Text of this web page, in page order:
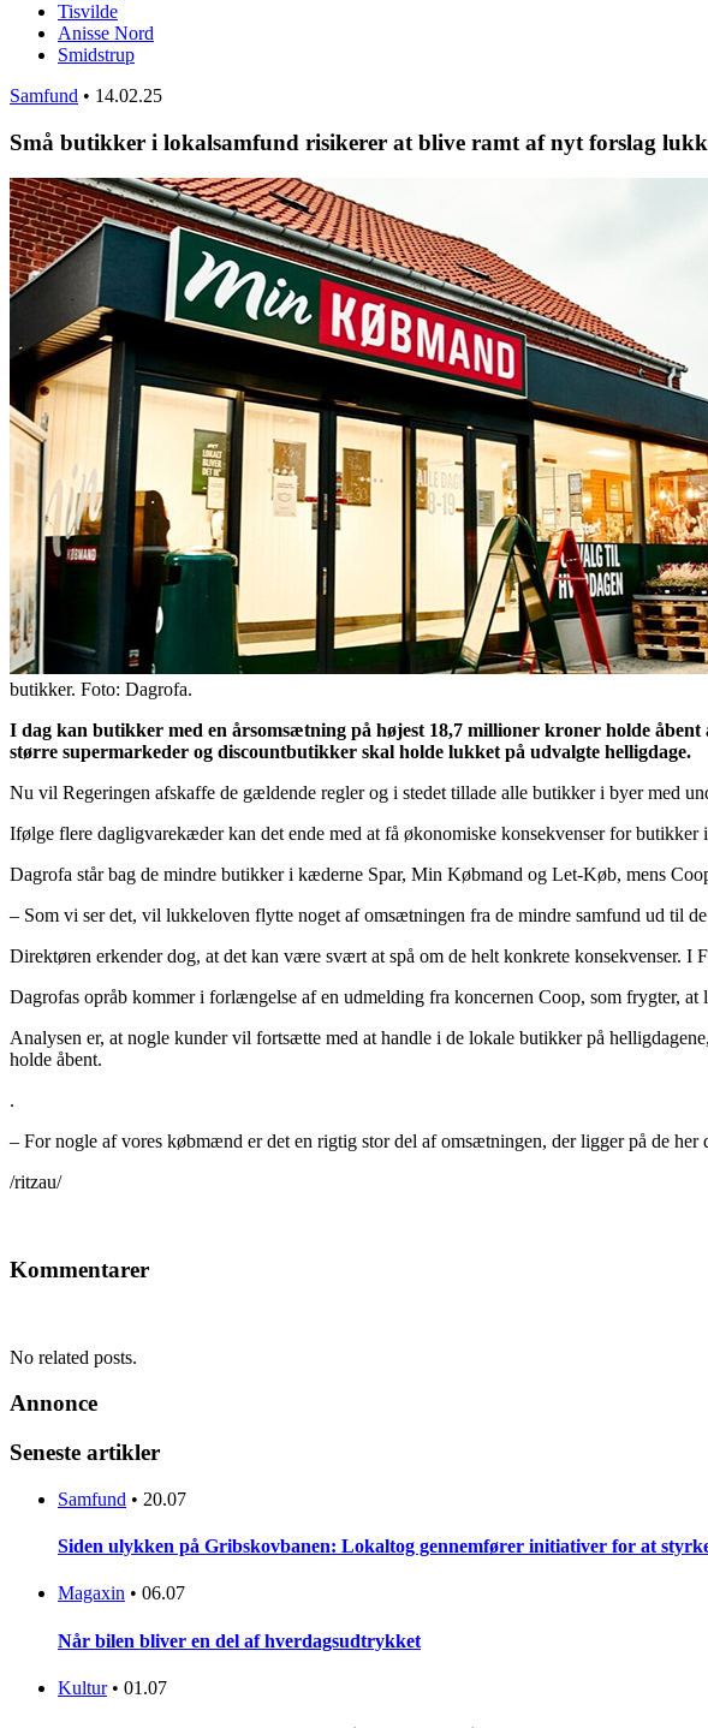
Tisvilde
Anisse Nord
Smidstrup
Samfund • 14.02.25
Små butikker i lokalsamfund risikerer at blive ramt af nyt forslag
butikker. Foto: Dagrofa.
I dag kan butikker med en årsomsætning på højest 18,7 millioner kroner holde
større supermarkeder og discountbutikker skal holde lukket på udvalgte helligdage.
Nu vil Regeringen afskaffe de gældende regler og i stedet tillade alle butikker i byer med
Ifølge flere dagligvarekæder kan det ende med at få økonomiske konsekvenser for butikker
Dagrofa står bag de mindre butikker i kæderne Spar, Min Købmand og Let-Køb, mens
– Som vi ser det, vil lukkeloven flytte noget af omsætningen fra de mindre samfund ud til
Direktøren erkender dog, at det kan være svært at spå om de helt konkrete konsekvenser. I
Dagrofas opråb kommer i forlængelse af en udmelding fra koncernen Coop, som frygter,
Analysen er, at nogle kunder vil fortsætte med at handle i de lokale butikker på
holde åbent.
.
– For nogle af vores købmænd er det en rigtig stor del af omsætningen, der ligger på de
/ritzau/
Kommentarer
No related posts.
Annonce
Seneste artikler
Samfund • 20.07
Siden ulykken på Gribskovbanen: Lokaltog gennemfører initiativer for at
Magaxin • 06.07
Når bilen bliver en del af hverdagsudtrykket
Kultur • 01.07